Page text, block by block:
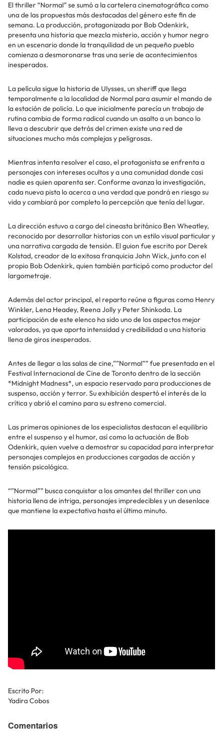
El thriller “Normal” se sumó a la cartelera cinematográfica como
una de las propuestas más destacadas del género este fin de
semana. La producción, protagonizada por Bob Odenkirk,
presenta una historia que mezcla misterio, acción y humor negro
en un escenario donde la tranquilidad de un pequeño pueblo
comienza a desmoronarse tras una serie de acontecimientos
inesperados.
La película sigue la historia de Ulysses, un sheriff que llega
temporalmente a la localidad de Normal para asumir el mando de
la estación de policía. Lo que inicialmente parecía un trabajo de
rutina cambia de forma radical cuando un asalto a un banco lo
lleva a descubrir que detrás del crimen existe una red de
situaciones mucho más complejas y peligrosas.
Mientras intenta resolver el caso, el protagonista se enfrenta a
personajes con intereses ocultos y a una comunidad donde casi
nadie es quien aparenta ser. Conforme avanza la investigación,
cada nueva pista lo acerca a una verdad que pondrá en riesgo su
vida y cambiará por completo la percepción que tenía del lugar.
La dirección estuvo a cargo del cineasta británico Ben Wheatley,
reconocido por desarrollar historias con un estilo visual particular y
una narrativa cargada de tensión. El guion fue escrito por Derek
Kolstad, creador de la exitosa franquicia John Wick, junto con el
propio Bob Odenkirk, quien también participó como productor del
largometraje.
Además del actor principal, el reparto reúne a figuras como Henry
Winkler, Lena Headey, Reena Jolly y Peter Shinkoda. La
participación de este elenco ha sido uno de los aspectos mejor
valorados, ya que aporta intensidad y credibilidad a una historia
llena de giros inesperados.
Antes de llegar a las salas de cine,””Normal”” fue presentada en el
Festival Internacional de Cine de Toronto dentro de la sección
*Midnight Madness*, un espacio reservado para producciones de
suspenso, acción y terror. Su exhibición despertó el interés de la
crítica y abrió el camino para su estreno comercial.
Las primeras opiniones de los especialistas destacan el equilibrio
entre el suspenso y el humor, así como la actuación de Bob
Odenkirk, quien vuelve a demostrar su capacidad para interpretar
personajes complejos en producciones cargadas de acción y
tensión psicológica.
“”Normal”” busca conquistar a los amantes del thriller con una
historia llena de intriga, personajes impredecibles y un desenlace
que mantiene la expectativa hasta el último minuto.
Escrito Por:
Yadira Cobos
Comentarios